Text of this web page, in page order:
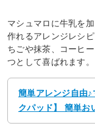
マシュマロに牛乳を
作れるアレンジレシ
ちごや抹茶、コーヒ
つとして喜ばれます。
簡単アレンジ自由
クパッド】 簡単お